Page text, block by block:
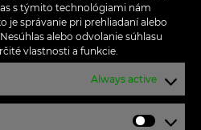
s týmito technológiami nám
je správanie pri prehliadaní alebo
alebo odvolanie súhlasu
vlastnosti a funkcie.
Always active
offers